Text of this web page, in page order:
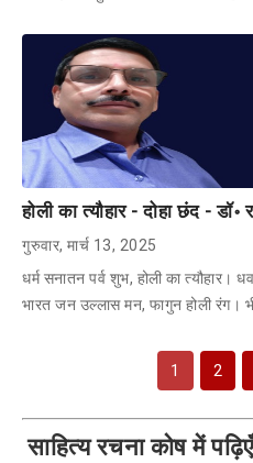
होली का त्यौहार - दोहा छंद -
गुरुवार, मार्च 13, 2025
धर्म सनातन पर्व शुभ, होली का त्यौहार।
भारत जन उल्लास मन, फागुन होली रंग।
1 2
साहित्य रचना कोष में